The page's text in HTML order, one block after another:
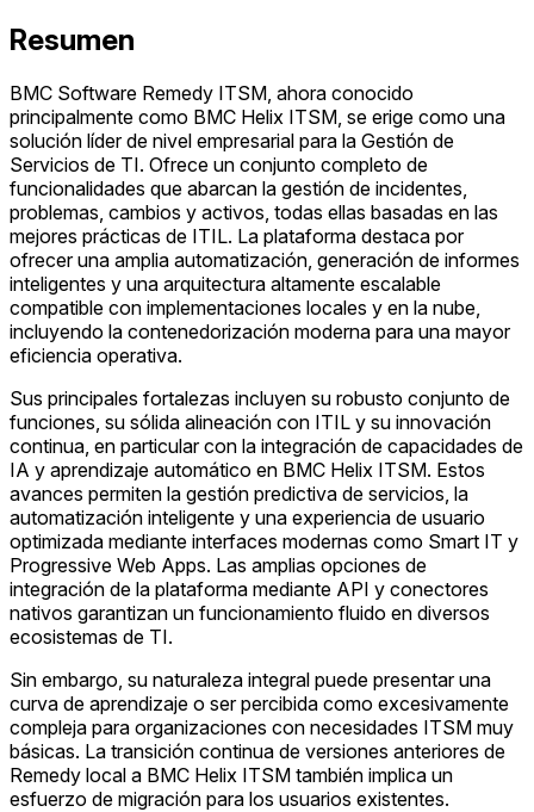
Resumen
BMC Software Remedy ITSM, ahora conocido
principalmente como BMC Helix ITSM, se erige como una
solución líder de nivel empresarial para la Gestión de
Servicios de TI. Ofrece un conjunto completo de
funcionalidades que abarcan la gestión de incidentes,
problemas, cambios y activos, todas ellas basadas en las
mejores prácticas de ITIL. La plataforma destaca por
ofrecer una amplia automatización, generación de informes
inteligentes y una arquitectura altamente escalable
compatible con implementaciones locales y en la nube,
incluyendo la contenedorización moderna para una mayor
eficiencia operativa.
Sus principales fortalezas incluyen su robusto conjunto de
funciones, su sólida alineación con ITIL y su innovación
continua, en particular con la integración de capacidades de
IA y aprendizaje automático en BMC Helix ITSM. Estos
avances permiten la gestión predictiva de servicios, la
automatización inteligente y una experiencia de usuario
optimizada mediante interfaces modernas como Smart IT y
Progressive Web Apps. Las amplias opciones de
integración de la plataforma mediante API y conectores
nativos garantizan un funcionamiento fluido en diversos
ecosistemas de TI.
Sin embargo, su naturaleza integral puede presentar una
curva de aprendizaje o ser percibida como excesivamente
compleja para organizaciones con necesidades ITSM muy
básicas. La transición continua de versiones anteriores de
Remedy local a BMC Helix ITSM también implica un
esfuerzo de migración para los usuarios existentes.